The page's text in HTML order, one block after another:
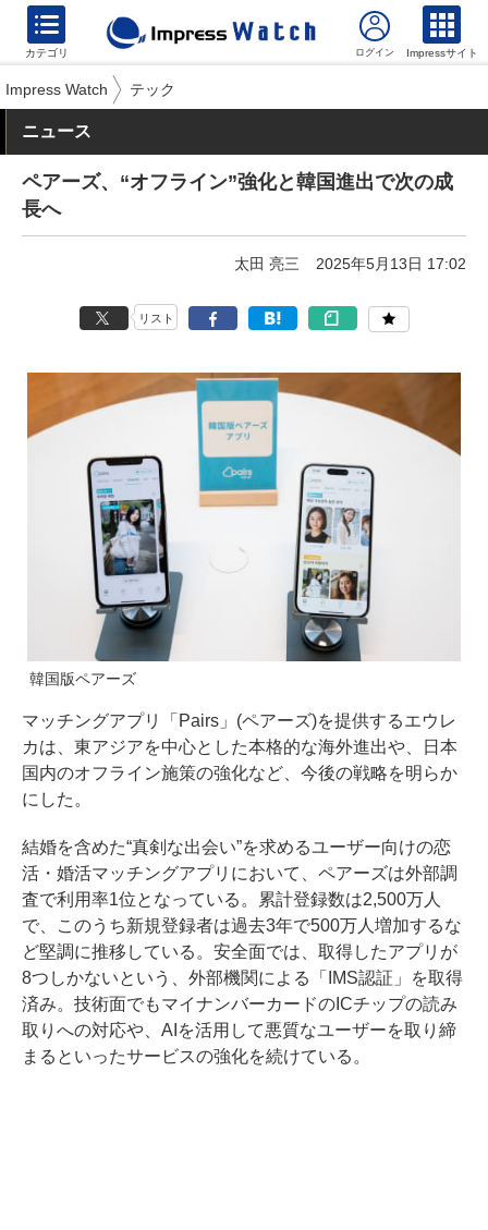
カテゴリ Impressサイト
Impress Watch テック
ニュース
ペアーズ、“オフライン”強化と韓国進出で次の成
長へ
太田 亮三 2025年5月13日 17:02
リスト
韓国版ペアーズ
マッチングアプリ「Pairs」(ペアーズ)を提供するエウレ
カは、東アジアを中心とした本格的な海外進出や、日本
国内のオフライン施策の強化など、今後の戦略を明らか
にした。
結婚を含めた“真剣な出会い”を求めるユーザー向けの恋
活・婚活マッチングアプリにおいて、ペアーズは外部調
査で利用率1位となっている。累計登録数は2,500万人
で、このうち新規登録者は過去3年で500万人増加するな
ど堅調に推移している。安全面では、取得したアプリが
8つしかないという、外部機関による「IMS認証」を取得
済み。技術面でもマイナンバーカードのICチップの読み
取りへの対応や、AIを活用して悪質なユーザーを取り締
まるといったサービスの強化を続けている。